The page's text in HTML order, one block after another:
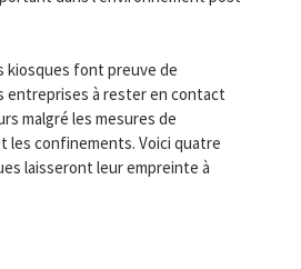
kiosques font preuve de
entreprises à rester en contact
malgré les mesures de
les confinements. Voici quatre
laisseront leur empreinte à